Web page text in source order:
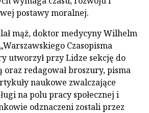
postawy moralnej.
mąż, doktor medycyny Wilhelm
Czasopisma
utworzył przy Lidze sekcję do
redagował broszury, pisma
naukowe zwalczające
na polu pracy społecznej i
odznaczeni zostali przez